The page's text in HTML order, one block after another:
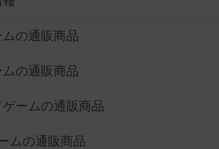
の通販商品
の通販商品
ームの通販商品
ムの通販商品